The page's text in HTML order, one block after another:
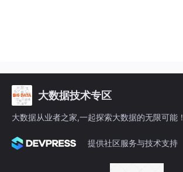
大数据技术专区
大数据从业者之家,一起探索大数据的无限可能！
提供社区服务与技术支持